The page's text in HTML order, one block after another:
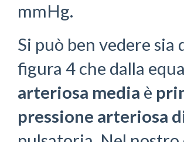
mmHg.
Si può ben vedere
figura 4 che dalla
arteriosa media è
pressione arteriosa